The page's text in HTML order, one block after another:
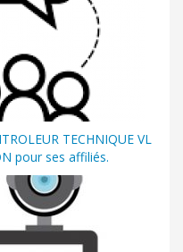
TECHNIQUE VL
pour ses affiliés.